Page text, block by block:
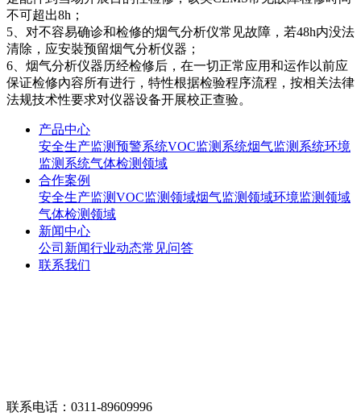
不可超出8h；
5、对不容易确诊和检修的烟气分析仪常见故障，若48h内没法
清除，应安裝预留烟气分析仪器；
6、烟气分析仪器历经检修后，在一切正常应用和运作以前应
保证检修內容所有进行，特性根据检验程序流程，按相关法律
法规技术性要求对仪器设备开展校正查验。
产品中心
安全生产监测预警系统VOC监测系统烟气监测系统环境
监测系统气体检测领域
合作案例
安全生产监测VOC监测领域烟气监测领域环境监测领域
气体检测领域
新闻中心
公司新闻行业动态常见问答
联系我们
联系电话：0311-89609996